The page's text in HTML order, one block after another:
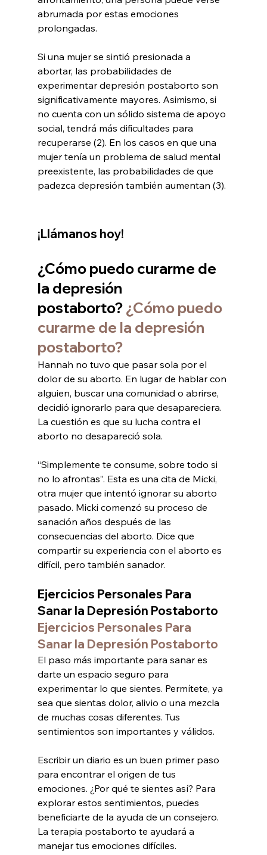
abrumada por estas emociones
prolongadas.
Si una mujer se sintió presionada a
abortar, las probabilidades de
experimentar depresión postaborto son
significativamente mayores. Asimismo, si
no cuenta con un sólido sistema de apoyo
social, tendrá más dificultades para
recuperarse (2). En los casos en que una
mujer tenía un problema de salud mental
preexistente, las probabilidades de que
padezca depresión también aumentan (3).
¡Llámanos hoy!
¿Cómo puedo curarme de
la depresión
postaborto? ¿Cómo puedo
curarme de la depresión
postaborto?
Hannah no tuvo que pasar sola por el
dolor de su aborto. En lugar de hablar con
alguien, buscar una comunidad o abrirse,
decidió ignorarlo para que desapareciera.
La cuestión es que su lucha contra el
aborto no desapareció sola.
“Simplemente te consume, sobre todo si
no lo afrontas”. Esta es una cita de Micki,
otra mujer que intentó ignorar su aborto
pasado. Micki comenzó su proceso de
sanación años después de las
consecuencias del aborto. Dice que
compartir su experiencia con el aborto es
difícil, pero también sanador.
Ejercicios Personales Para
Sanar la Depresión Postaborto
Ejercicios Personales Para
Sanar la Depresión Postaborto
El paso más importante para sanar es
darte un espacio seguro para
experimentar lo que sientes. Permítete, ya
sea que sientas dolor, alivio o una mezcla
de muchas cosas diferentes. Tus
sentimientos son importantes y válidos.
Escribir un diario es un buen primer paso
para encontrar el origen de tus
emociones. ¿Por qué te sientes así? Para
explorar estos sentimientos, puedes
beneficiarte de la ayuda de un consejero.
La terapia postaborto te ayudará a
manejar tus emociones difíciles.